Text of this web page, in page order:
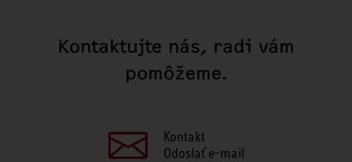
Kontaktujte nás, radi vám
pomôžeme.
Kontakt
Odoslať e-mail